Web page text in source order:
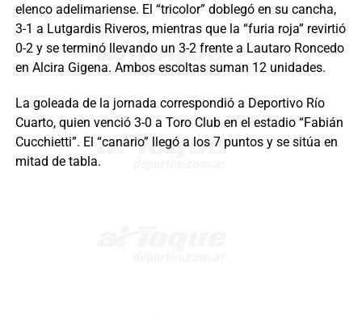
elenco adelimariense. El “tricolor” doblegó en su cancha,
3-1 a Lutgardis Riveros, mientras que la “furia roja” revirtió
0-2 y se terminó llevando un 3-2 frente a Lautaro Roncedo
en Alcira Gigena. Ambos escoltas suman 12 unidades.
La goleada de la jornada correspondió a Deportivo Río
Cuarto, quien venció 3-0 a Toro Club en el estadio “Fabián
Cucchietti”. El “canario” llegó a los 7 puntos y se sitúa en
mitad de tabla.